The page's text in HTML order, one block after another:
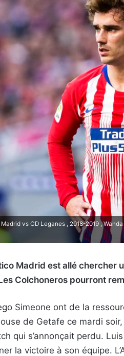
vs CD Leganes , 2018-2019 ,
Madrid est allé chercher
Colchoneros pourront
Simeone ont de la
de Getafe ce mardi
qui s’annonçait perdu.
la victoire à son équipe.